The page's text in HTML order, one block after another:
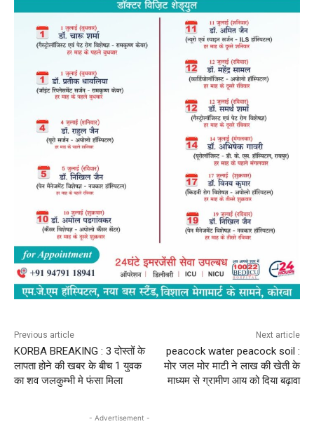
Previous article
KORBA BREAKING : 3 दोस्तों के
लापता होने की खबर के बीच 1 युवक
का शव जलकुम्भी मे फंसा मिला
Next article
peacock water peacock soil :
मोर जल मोर माटी ने लाख की खेती के
माध्यम से ग्रामीण आय को दिया बढ़ावा
- Advertisement -